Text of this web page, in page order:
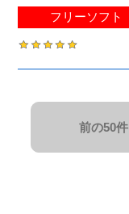
フリーソフト
前の50件